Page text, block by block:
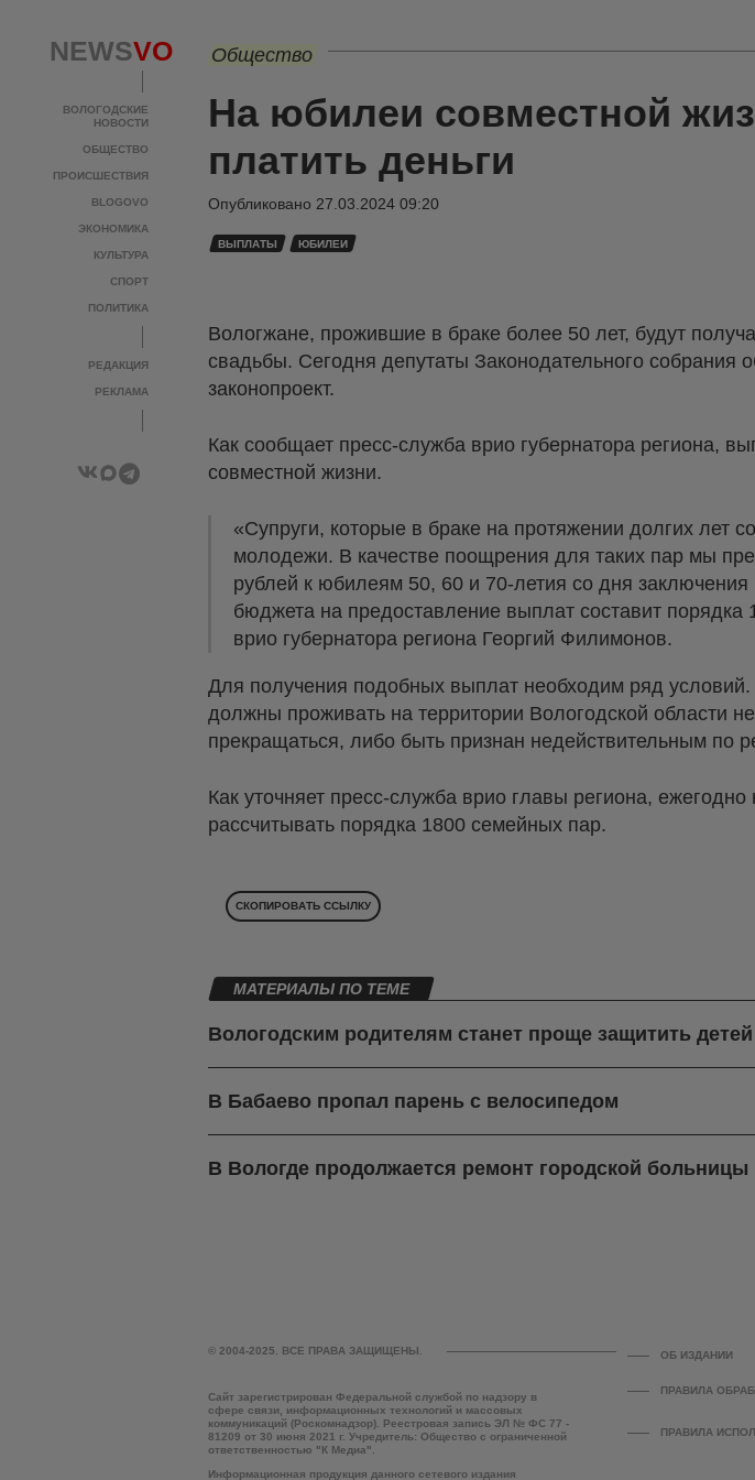
NEWSVO
ВОЛОГОДСКИЕ
НОВОСТИ
ОБЩЕСТВО
ПРОИСШЕСТВИЯ
BLOGOVO
ЭКОНОМИКА
КУЛЬТУРА
СПОРТ
ПОЛИТИКА
РЕДАКЦИЯ
РЕКЛАМА
Общество
На юбилеи совместной
платить деньги
Опубликовано 27.03.2024 09:20
ВЫПЛАТЫ ЮБИЛЕИ
Вологжане, прожившие в браке более 50 лет, будут
свадьбы. Сегодня депутаты Законодательного собрания
законопроект.
Как сообщает пресс-служба врио губернатора региона,
совместной жизни.
«Супруги, которые в браке на протяжении долгих лет
молодежи. В качестве поощрения для таких пар мы
рублей к юбилеям 50, 60 и 70-летия со дня заключения
бюджета на предоставление выплат составит
врио губернатора региона Георгий Филимонов.
Для получения подобных выплат необходим ряд
должны проживать на территории Вологодской области
прекращаться, либо быть признан недействительным по
Как уточняет пресс-служба врио главы региона,
рассчитывать порядка 1800 семейных пар.
СКОПИРОВАТЬ ССЫЛКУ
МАТЕРИАЛЫ ПО ТЕМЕ
Вологодским родителям станет проще защитить
В Бабаево пропал парень с велосипедом
В Вологде продолжается ремонт городской больницы
© 2004-2025. ВСЕ ПРАВА ЗАЩИЩЕНЫ.
Сайт зарегистрирован Федеральной службой по надзору в
сфере связи, информационных технологий и массовых
коммуникаций (Роскомнадзор). Реестровая запись ЭЛ № ФС 77 -
81209 от 30 июня 2021 г. Учредитель: Общество с ограниченной
ответственностью "К Медиа".
Информационная продукция данного сетевого издания
ОБ ИЗДАНИИ
ПРАВИЛА
ПРАВИЛА